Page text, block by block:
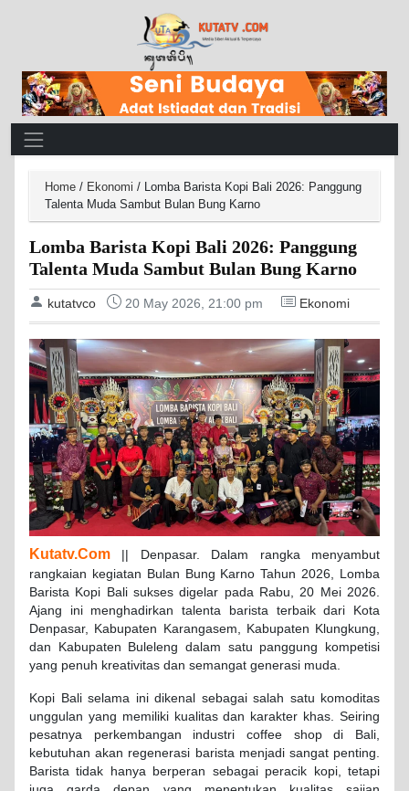
Main Navigation
Home / Ekonomi / Lomba Barista Kopi Bali 2026: Panggung
Talenta Muda Sambut Bulan Bung Karno
Lomba Barista Kopi Bali 2026: Panggung
Talenta Muda Sambut Bulan Bung Karno
kutatvco 20 May 2026, 21:00 pm Ekonomi
Kutatv.Com || Denpasar. Dalam rangka menyambut
rangkaian kegiatan Bulan Bung Karno Tahun 2026, Lomba
Barista Kopi Bali sukses digelar pada Rabu, 20 Mei 2026.
Ajang ini menghadirkan talenta barista terbaik dari Kota
Denpasar, Kabupaten Karangasem, Kabupaten Klungkung,
dan Kabupaten Buleleng dalam satu panggung kompetisi
yang penuh kreativitas dan semangat generasi muda.
Kopi Bali selama ini dikenal sebagai salah satu komoditas
unggulan yang memiliki kualitas dan karakter khas. Seiring
pesatnya perkembangan industri coffee shop di Bali,
kebutuhan akan regenerasi barista menjadi sangat penting.
Barista tidak hanya berperan sebagai peracik kopi, tetapi